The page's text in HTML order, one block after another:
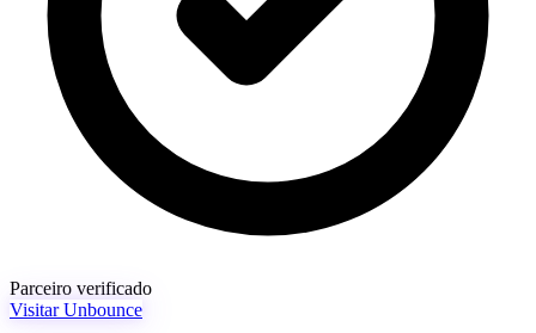
Parceiro verificado
Visitar Unbounce